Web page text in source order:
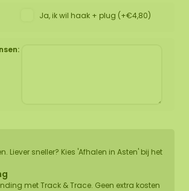
Ja, ik wil haak + plug (+€4,80)
Liever sneller? Kies 'Afhalen in Asten' bij het
met Track & Trace. Geen extra kosten